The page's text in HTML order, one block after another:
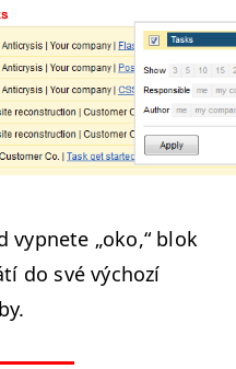
vyp­nete „oko,“ blok
do své výchozí